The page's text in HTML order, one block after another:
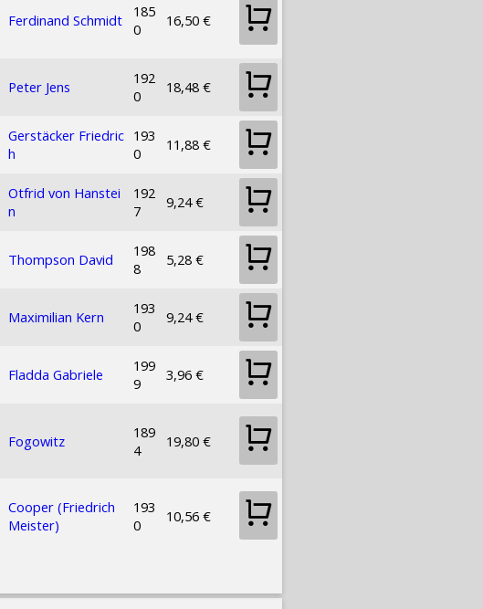
Ferdinand Schmidt
185
0
16,50 €
Peter Jens
192
0
18,48 €
Gerstäcker Friedric
h
193
0
11,88 €
Otfrid von Hanstei
n
192
7
9,24 €
Thompson David
198
8
5,28 €
Maximilian Kern
193
0
9,24 €
Fladda Gabriele
199
9
3,96 €
Fogowitz
189
4
19,80 €
Cooper (Friedrich
Meister)
193
0
10,56 €